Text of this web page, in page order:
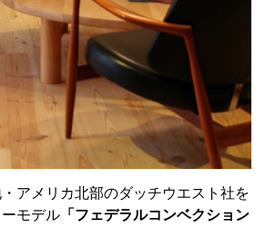
アメリカ北部のダッチウエスト社を
モデル 「フェデラルコンベクション